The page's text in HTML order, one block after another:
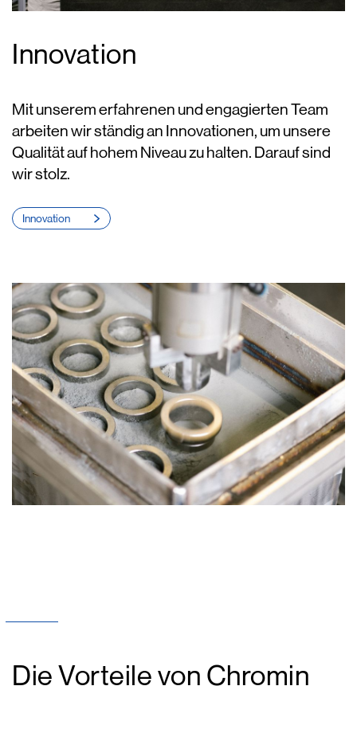
Innovation
Mit unserem erfahrenen und engagierten Team
arbeiten wir ständig an Innovationen, um unsere
Qualität auf hohem Niveau zu halten. Darauf sind
wir stolz.
Innovation
Die Vorteile von Chromin